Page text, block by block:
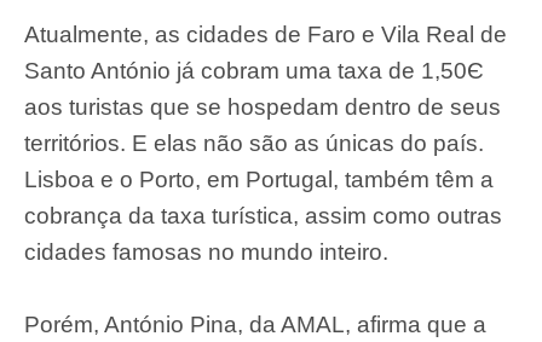
Atualmente, as cidades de Faro e Vila Real de
Santo António já cobram uma taxa de 1,50Є
aos turistas que se hospedam dentro de seus
territórios. E elas não são as únicas do país.
Lisboa e o Porto, em Portugal, também têm a
cobrança da taxa turística, assim como outras
cidades famosas no mundo inteiro.
Porém, António Pina, da AMAL, afirma que a